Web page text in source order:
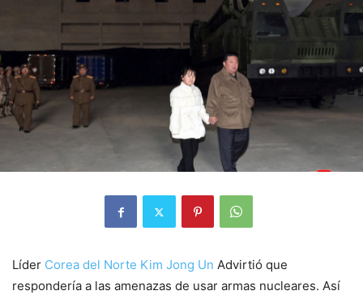
Líder Corea del Norte Kim Jong Un Advirtió que
respondería a las amenazas de usar armas nucleares. Así